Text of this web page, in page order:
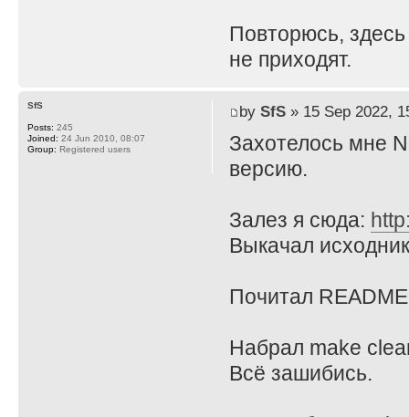
Повторюсь,
не приходят.
by SfS» 15 Sep 2022,
Захотелось мне
версию.
Залез я сюда:
Выкачал
Почитал
Набрал make
Всё зашибись.
SfS
Posts: 245
Joined: 24 Jun 2010, 08:07
Group: Registered users